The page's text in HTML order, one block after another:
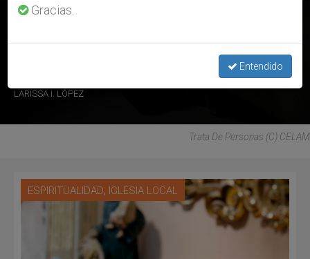
Argentina: Mensaje del Papa para encuentro sobre trata de
LARISSA I. LÓPEZ
Trata De Personas (C) CELAM
ESPIRITUALIDAD, IGLESIA LOCAL
Gracias.
Entendido